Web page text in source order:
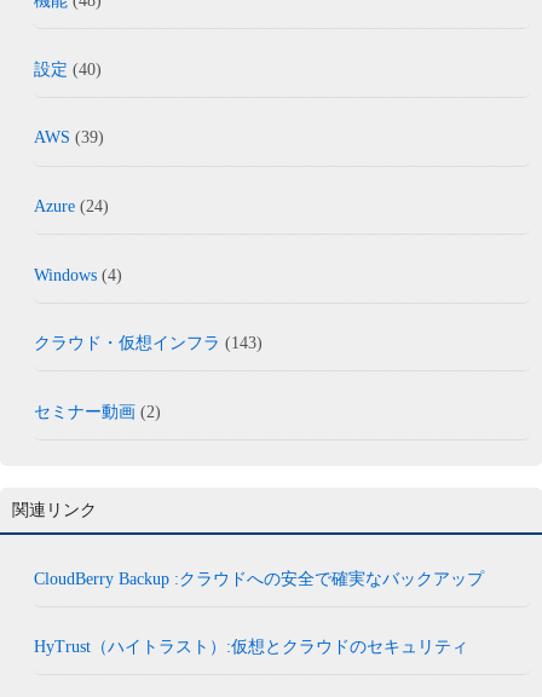
設定 (40)
AWS (39)
Azure (24)
Windows (4)
クラウド・仮想インフラ (143)
セミナー動画 (2)
関連リンク
CloudBerry Backup :クラウドへの安全で確実なバックアップ
HyTrust（ハイトラスト）:仮想とクラウドのセキュリティ